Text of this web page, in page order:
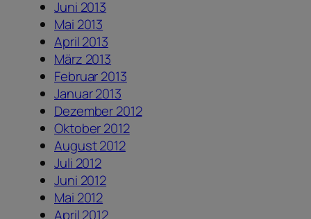
Juni 2013
Mai 2013
April 2013
März 2013
Februar 2013
Januar 2013
Dezember 2012
Oktober 2012
August 2012
Juli 2012
Juni 2012
Mai 2012
April 2012